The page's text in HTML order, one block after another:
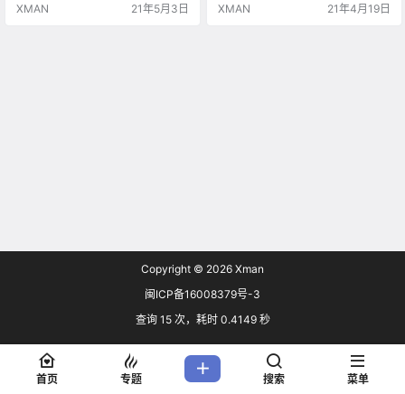
XMAN 21年5月3日 XMAN 21年4月19日
Copyright © 2026 Xman
闽ICP备16008379号-3
查询 15 次，耗时 0.4149 秒
首页 专题 搜索 菜单